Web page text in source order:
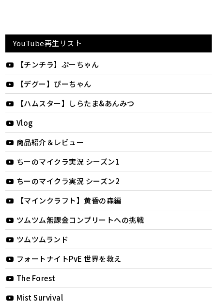
YouTube再生リスト
【チンチラ】ぷーちゃん
【デグー】ぴーちゃん
【ハムスター】しらたま&あんみつ
Vlog
商品紹介＆レビュー
ちーのマイクラ実況 シーズン1
ちーのマイクラ実況 シーズン2
【マインクラフト】黄昏の森編
ツムツム無課金コンプリートへの挑戦
ツムツムランド
フォートナイトPvE 世界を救え
The Forest
Mist Survival